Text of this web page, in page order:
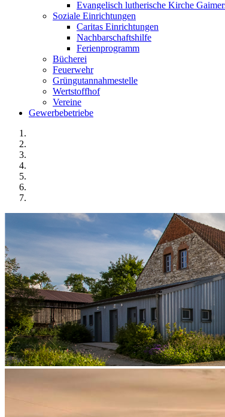
Evangelisch lutherische Kirche
Soziale Einrichtungen
Caritas Einrichtungen
Nachbarschaftshilfe
Ferienprogramm
Bücherei
Feuerwehr
Grüngutannahmestelle
Wertstoffhof
Vereine
Gewerbebetriebe